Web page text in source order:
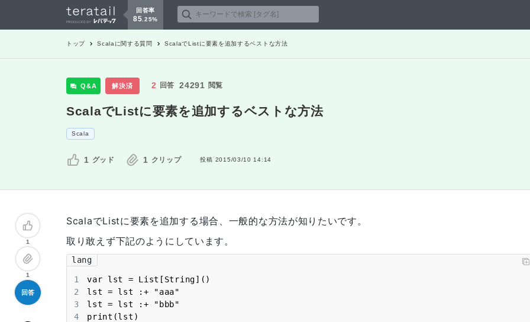
回答率
85 25%
トップ Scala に関する質問 ScalaでListに要素を追加するベストな方法
Q&A 解決済 2 回答 24291 閲覧
ScalaでListに要素を追加するベストな方法
Scala
1 グッド 1 クリップ 投稿 2015/03/10 14:14
1
1
回答
ScalaでListに要素を追加する場合、一般的な方法が知りたいです。
取り敢えず下記のようにしています。
lang
1
2
3
4